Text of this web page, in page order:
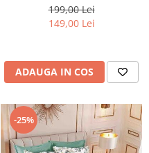
199,00 Lei
149,00 Lei
ADAUGA IN COS
-25%